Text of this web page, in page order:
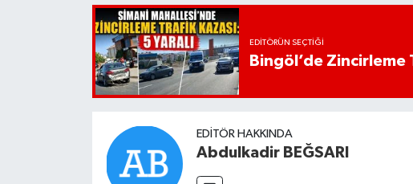
EDITÖRÜN SEÇTIĞI
Bingöl’de Zincirleme
EDITÖR HAKKINDA
Abdulkadir BEĞSARI